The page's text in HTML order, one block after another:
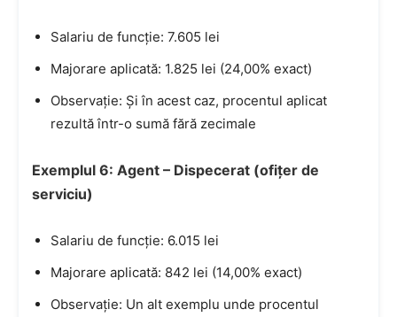
Salariu de funcție: 7.605 lei
Majorare aplicată: 1.825 lei (24,00% exact)
Observație: Și în acest caz, procentul aplicat
rezultă într-o sumă fără zecimale
Exemplul 6: Agent – Dispecerat (ofițer de
serviciu)
Salariu de funcție: 6.015 lei
Majorare aplicată: 842 lei (14,00% exact)
Observație: Un alt exemplu unde procentul